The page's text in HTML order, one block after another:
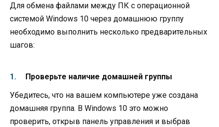
Для обмена файлами между ПК с операционной
системой Windows 10 через домашнюю группу
необходимо выполнить несколько предварительных
шагов:
Проверьте наличие домашней группы
Убедитесь, что на вашем компьютере уже создана
домашняя группа. В Windows 10 это можно
проверить, открыв панель управления и выбрав